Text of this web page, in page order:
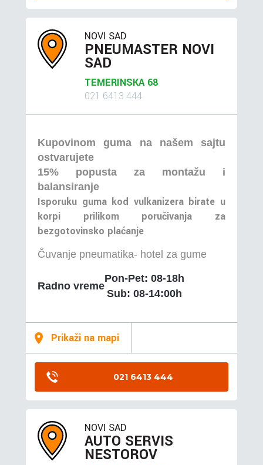
NOVI SAD
PNEUMASTER NOVI
SAD
TEMERINSKA 68
021 6413 444
Kupovinom guma na našem sajtu
ostvarujete
15% popusta za montažu i
balansiranje
Isporuku guma kod vulkanizera birate u
korpi prilikom poručivanja za
bezgotovinsko plaćanje
Čuvanje pneumatika- hotel za gume
Radno vreme
Pon-Pet: 08-18h
Sub: 08-14:00h
Prikaži na mapi
021 6413 444
NOVI SAD
AUTO SERVIS
NESTOROV